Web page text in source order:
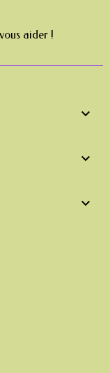
aider !


